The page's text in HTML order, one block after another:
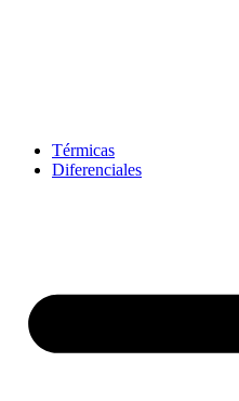
Térmicas
Diferenciales